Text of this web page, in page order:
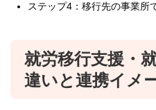
ステップ4：移行先の事業所
就労移行支援・
違いと連携イメ